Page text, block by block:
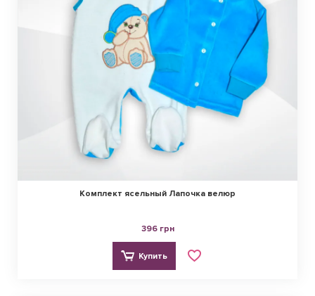
Комплект ясельный Лапочка велюр
396 грн
Купить